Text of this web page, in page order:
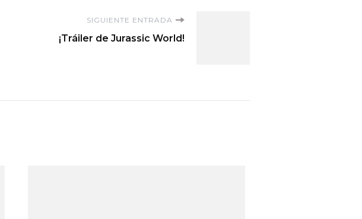
SIGUIENTE ENTRADA
¡Tráiler de Jurassic World!